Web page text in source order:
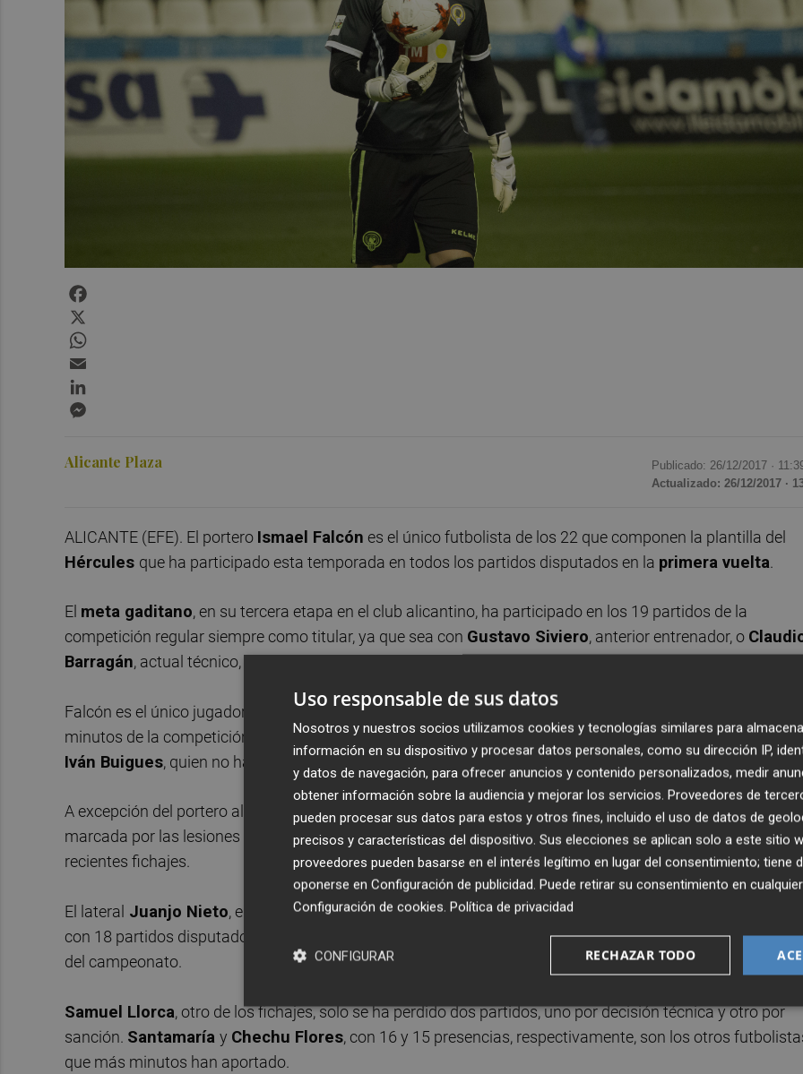
Alicante Plaza Publicado: 26/12/2017 ·
Actualizado: 26/12/2017 ·
ALICANTE (EFE). El portero Ismael Falcón es el único futbolista de los 22 que componen la plantilla del
Hércules que ha participado esta temporada en todos los partidos disputados en la primera vuelta.
El meta gaditano, en su tercera etapa en el club alicantino, ha participado en los 19 partidos de la
competición regular siempre como titular, ya que sea con Gustavo Siviero, anterior entrenador, o
Barragán, actual técnico, en su banquillo.
Falcón es el único jugador de los 23 que componen la plantilla alicantina que ha disputado todos los
minutos de la competición, mientras que en el lado opuesto se encuentra el otro portero del primer equipo,
Iván Buigues, quien no ha participado aún en la Liga.
A excepción del portero alicantino, el Hércules ha utilizado a todos los jugadores durante la primera
marcada por las lesiones de gran parte de los futbolistas, con especial protagonismo para varios de los
recientes fichajes.
El lateral Juanjo Nieto, el centrocampistaPepelu, cedido por el Levante, o el delantero
con 18 partidos disputados, son los otros jugadores que más participaciones acumulan en el primer
del campeonato.
Samuel Llorca, otro de los fichajes, solo se ha perdido dos partidos, uno por decisión técnica y otro por
sanción. Santamaría y Chechu Flores, con 16 y 15 presencias, respectivamente, son los otros
que más minutos han aportado.
Uso responsable de sus datos
Nosotros y nuestros socios utilizamos cookies y tecnologías similares para
información en su dispositivo y procesar datos personales, como su dirección IP,
y datos de navegación, para ofrecer anuncios y contenido personalizados, medir
obtener información sobre la audiencia y mejorar los servicios. Proveedores de
pueden procesar sus datos para estos y otros fines, incluido el uso de datos de
precisos y características del dispositivo. Sus elecciones se aplican solo a este sitio
proveedores pueden basarse en el interés legítimo en lugar del consentimiento; tiene
oponerse en Configuración de publicidad. Puede retirar su consentimiento en
Configuración de cookies. Política de privacidad
RECHAZAR TODO
CONFIGURAR